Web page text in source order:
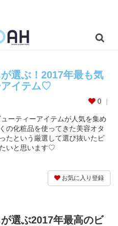
選ぶ！2017年最も気
アイテム♡
0
ーティーアイテムが人気を集め
の化粧品を使ってきた美容オタ
たという厳選して選び抜いたビ
いと思います♡
お気に入り登録
選ぶ2017年最高のビ